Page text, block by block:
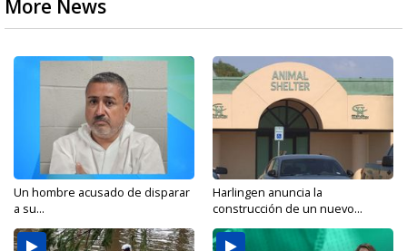
More News
Un hombre acusado de disparar
a su...
Harlingen anuncia la
construcción de un nuevo...